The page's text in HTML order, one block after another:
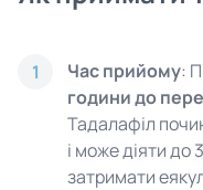
1 Час прийому:
години до
Тадалафіл
і може діяти
затримати